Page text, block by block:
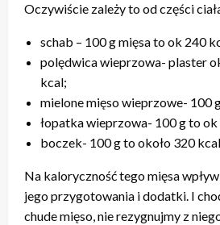
Oczywiście zależy to od części
schab – 100 g mięsa to ok 240
polędwica wieprzowa- plaster
kcal;
mielone mięso wieprzowe- 100
łopatka wieprzowa- 100 g to
boczek- 100 g to około 320
Na kaloryczność tego mięsa
jego przygotowania i dodatki. I
chude mięso, nie rezygnujmy z